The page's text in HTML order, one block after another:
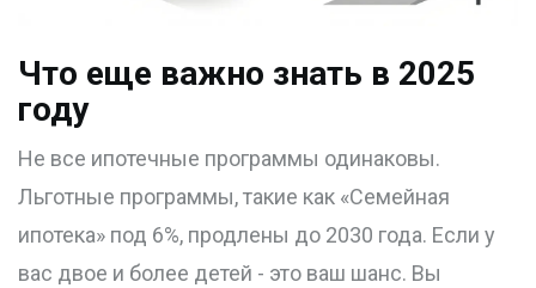
Что еще важно знать в 2025
году
Не все ипотечные программы одинаковы.
Льготные программы, такие как «Семейная
ипотека» под 6%, продлены до 2030 года. Если у
вас двое и более детей - это ваш шанс. Вы